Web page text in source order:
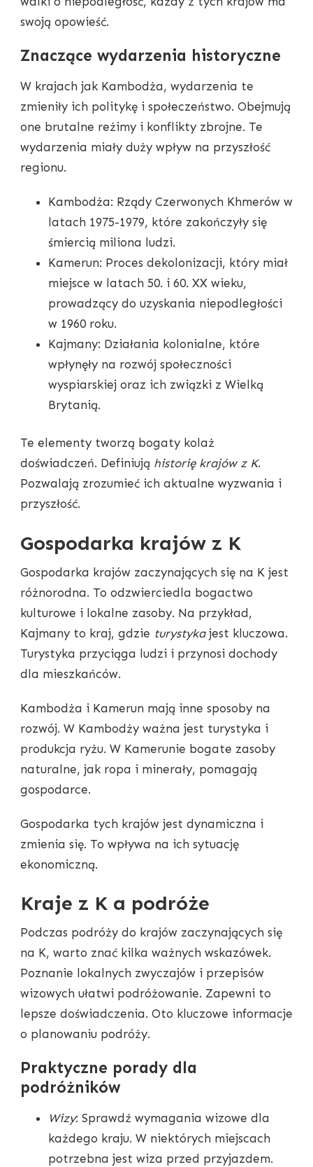
swoją opowieść.
Znaczące wydarzenia historyczne
W krajach jak Kambodża, wydarzenia te
zmieniły ich politykę i społeczeństwo. Obejmują
one brutalne reżimy i konflikty zbrojne. Te
wydarzenia miały duży wpływ na przyszłość
regionu.
Kambodża: Rządy Czerwonych Khmerów w
latach 1975-1979, które zakończyły się
śmiercią miliona ludzi.
Kamerun: Proces dekolonizacji, który miał
miejsce w latach 50. i 60. XX wieku,
prowadzący do uzyskania niepodległości
w 1960 roku.
Kajmany: Działania kolonialne, które
wpłynęły na rozwój społeczności
wyspiarskiej oraz ich związki z Wielką
Brytanią.
Te elementy tworzą bogaty kolaż
doświadczeń. Definiują historię krajów z K.
Pozwalają zrozumieć ich aktualne wyzwania i
przyszłość.
Gospodarka krajów z K
Gospodarka krajów zaczynających się na K jest
różnorodna. To odzwierciedla bogactwo
kulturowe i lokalne zasoby. Na przykład,
Kajmany to kraj, gdzie turystykajest kluczowa.
Turystyka przyciąga ludzi i przynosi dochody
dla mieszkańców.
Kambodża i Kamerun mają inne sposoby na
rozwój. W Kambodży ważna jest turystyka i
produkcja ryżu. W Kamerunie bogate zasoby
naturalne, jak ropa i minerały, pomagają
gospodarce.
Gospodarka tych krajów jest dynamiczna i
zmienia się. To wpływa na ich sytuację
ekonomiczną.
Kraje z K a podróże
Podczas podróży do krajów zaczynających się
na K, warto znać kilka ważnych wskazówek.
Poznanie lokalnych zwyczajów i przepisów
wizowych ułatwi podróżowanie. Zapewni to
lepsze doświadczenia. Oto kluczowe informacje
o planowaniu podróży.
Praktyczne porady dla
podróżników
Wizy: Sprawdź wymagania wizowe dla
każdego kraju. W niektórych miejscach
potrzebna jest wiza przed przyjazdem.